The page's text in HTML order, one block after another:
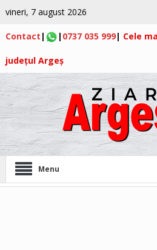
vineri, 7 august 2026
Contact | | 0737 035 999| Cele
județul Argeș
Menu